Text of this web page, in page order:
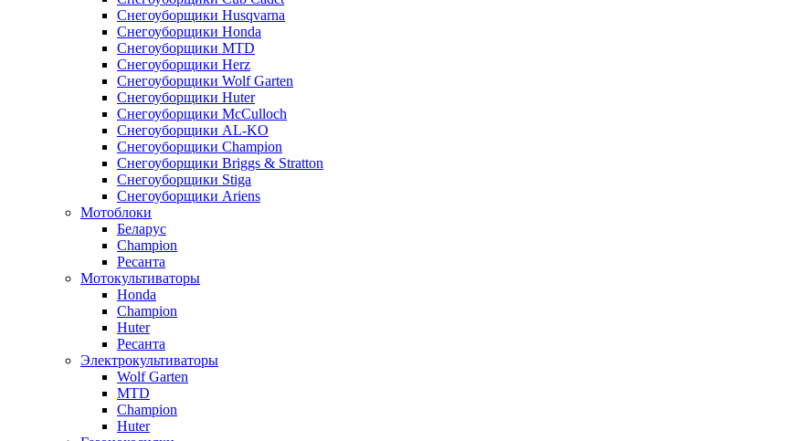
Снегоуборщики Husqvarna
Снегоуборщики Honda
Снегоуборщики MTD
Снегоуборщики Herz
Снегоуборщики Wolf Garten
Снегоуборщики Huter
Снегоуборщики McCulloch
Снегоуборщики AL-KO
Снегоуборщики Champion
Снегоуборщики Briggs & Stratton
Снегоуборщики Stiga
Снегоуборщики Ariens
Мотоблоки
Беларус
Champion
Ресанта
Мотокультиваторы
Honda
Champion
Huter
Ресанта
Электрокультиваторы
Wolf Garten
MTD
Champion
Huter